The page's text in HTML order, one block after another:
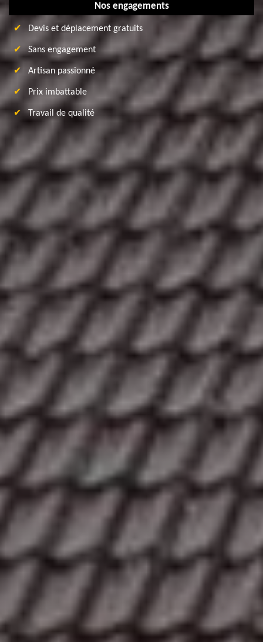
Nos engagements
Devis et déplacement gratuits
Sans engagement
Artisan passionné
Prix imbattable
Travail de qualité